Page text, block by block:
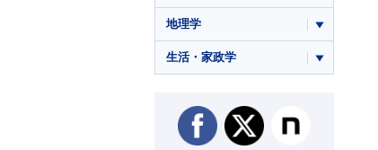
地理学
生活・家政学